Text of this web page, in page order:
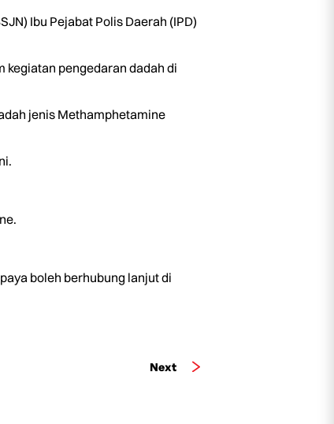
Ibu Pejabat Polis Daerah (IPD)
kegiatan pengedaran dadah di
jenis Methamphetamine
boleh berhubung lanjut di
Next